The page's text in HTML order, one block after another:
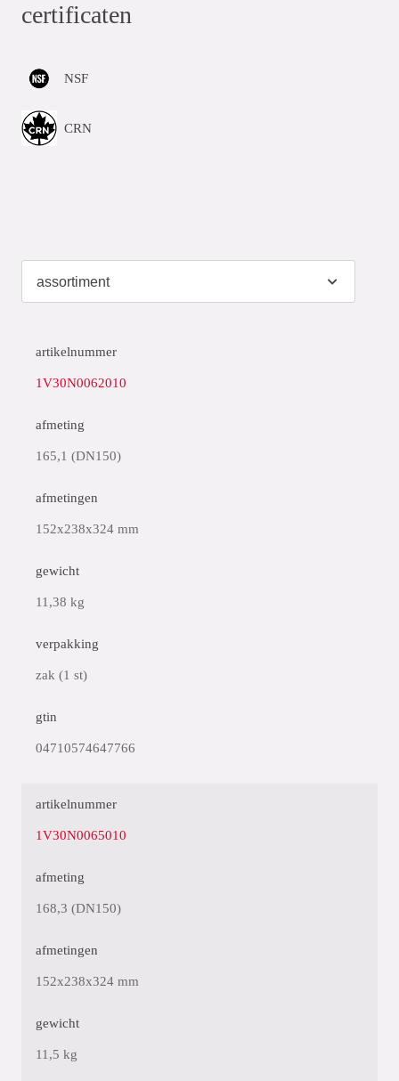
certificaten
NSF
CRN
artikelnummer
1V30N0062010
afmeting
165,1 (DN150)
afmetingen
152x238x324 mm
gewicht
11,38 kg
verpakking
zak (1 st)
gtin
04710574647766
artikelnummer
1V30N0065010
afmeting
168,3 (DN150)
afmetingen
152x238x324 mm
gewicht
11,5 kg